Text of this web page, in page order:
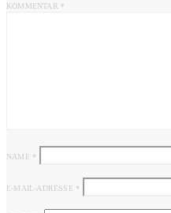
KOMMENTAR *
NAME *
E-MAIL-ADRESSE *